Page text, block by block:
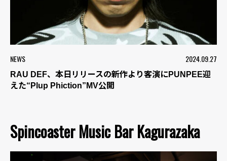
NEWS 2024.09.27
RAU DEF、本日リリースの新作より客演にPUNPEE迎
えた“Plup Phiction”MV公開
Spincoaster Music Bar Kagurazaka